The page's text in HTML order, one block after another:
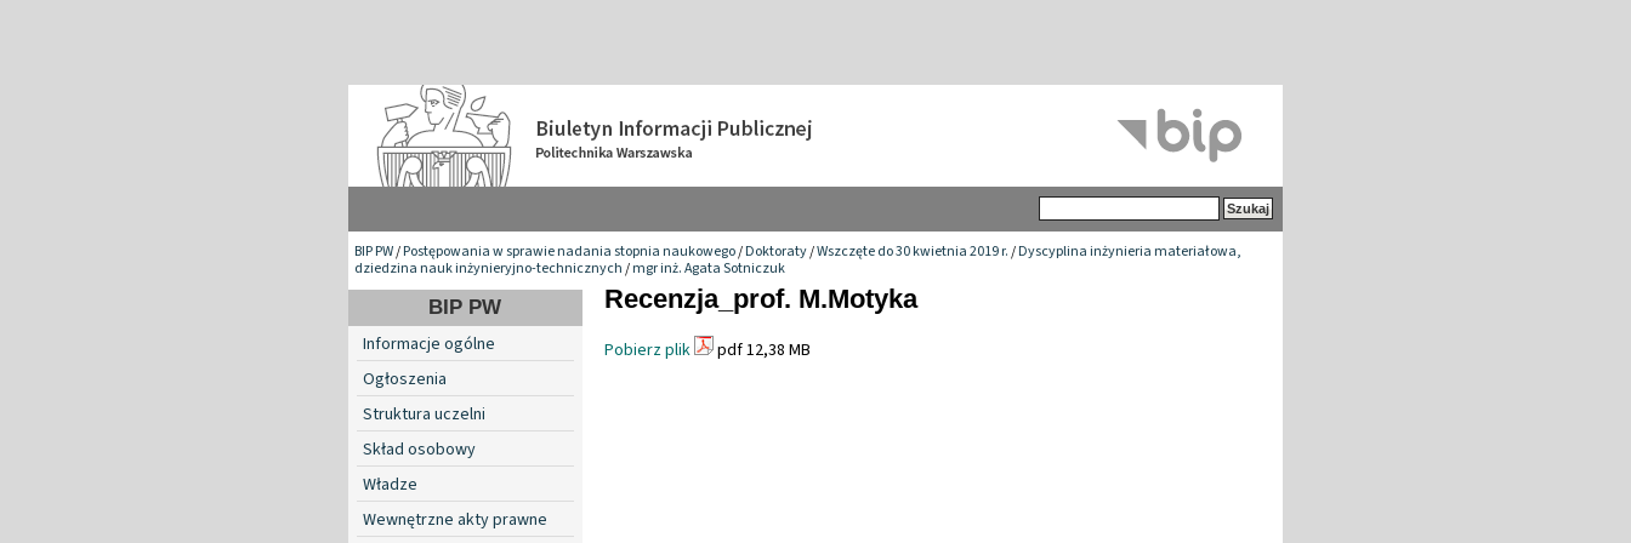
BIP PW/Postępowania w sprawie nadania stopnia naukowego/Doktoraty/Wszczęte do 30 kwietnia 2019 r./Dyscyplina inżynieria materiałowa,
dziedzina nauk inżynieryjno-technicznych/mgr inż. Agata Sotniczuk
BIP PW
Informacje ogólne
Ogłoszenia
Struktura uczelni
Skład osobowy
Władze
Wewnętrzne akty prawne
Recenzja_prof. M.Motyka
Pobierz plik pdf 12,38 MB